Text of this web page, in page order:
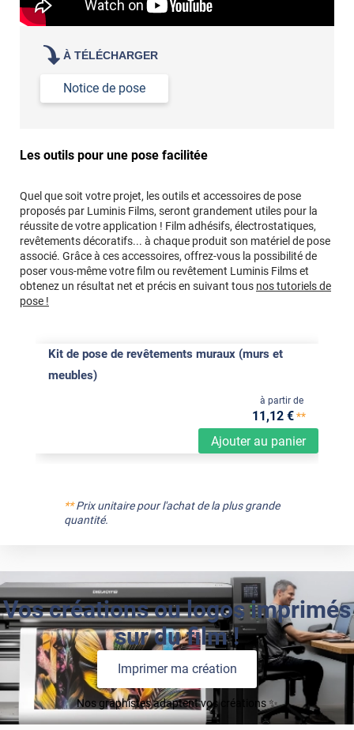
À TÉLÉCHARGER
Notice de pose
Les outils pour une pose facilitée
Quel que soit votre projet, les outils et accessoires de pose
proposés par Luminis Films, seront grandement utiles pour la
réussite de votre application ! Film adhésifs, électrostatiques,
revêtements décoratifs... à chaque produit son matériel de pose
associé. Grâce à ces accessoires, offrez-vous la possibilité de
poser vous-même votre film ou revêtement Luminis Films et
obtenez un résultat net et précis en suivant tous nos tutoriels de
pose !
Kit de pose de revêtements muraux (murs et
meubles)
Ajouter au panier
à partir de
11,12 €**
**Prix unitaire pour l'achat de la plus grande
quantité.
Vos créations ou logos imprimés
sur du film !
Imprimer ma création
Nos graphistes adaptent vos créations ✨